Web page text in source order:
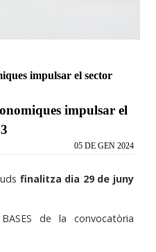
impulsar el sector
impulsar el
05 DE GEN 2024
finalitza dia 29 de juny
de la convocatòria